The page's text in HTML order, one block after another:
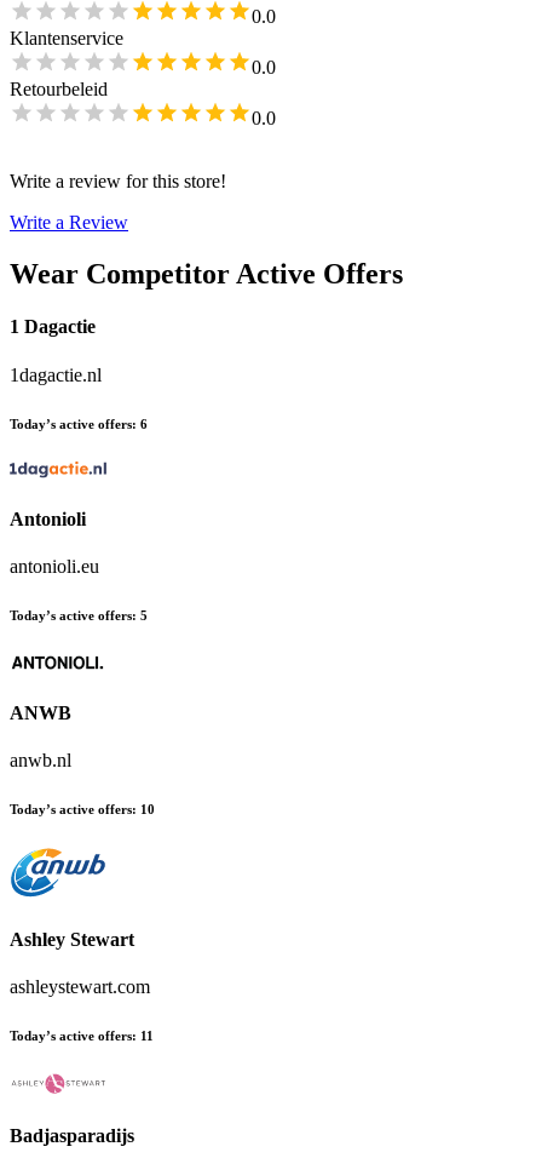
0.0
Klantenservice
0.0
Retourbeleid
0.0
Write a review for this store!
Write a Review
Wear Competitor Active Offers
1 Dagactie
1dagactie.nl
Today’s active offers: 6
Antonioli
antonioli.eu
Today’s active offers: 5
ANWB
anwb.nl
Today’s active offers: 10
Ashley Stewart
ashleystewart.com
Today’s active offers: 11
Badjasparadijs